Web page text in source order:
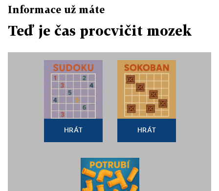
Informace už máte
Teď je čas procvičit mozek
HRÁT HRÁT